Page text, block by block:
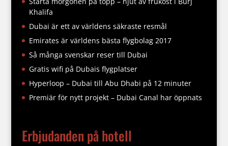
Khalifa
Dubai är ett av världens säkraste resmål
Emirates är världens bästa flygbolag 2017
Så många svenskar reser till Dubai
Gratis wifi på Dubais flygplatser
Hyperloop – Dubai till Abu Dhabi på 12 minuter
Premiär för nytt projekt – Dubai Canal har öppnats
Erbjudanden på hotell